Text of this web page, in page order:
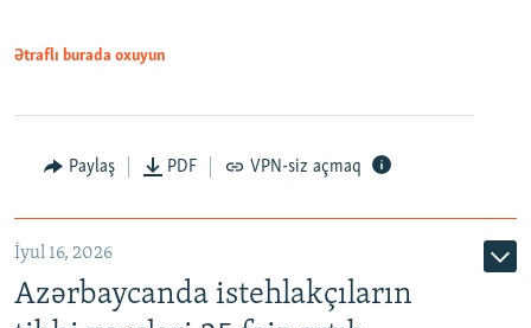
Ətraflı burada oxuyun
Paylaş PDF VPN-siz açmaq
İyul 16, 2026
Azərbaycanda istehlakçıların